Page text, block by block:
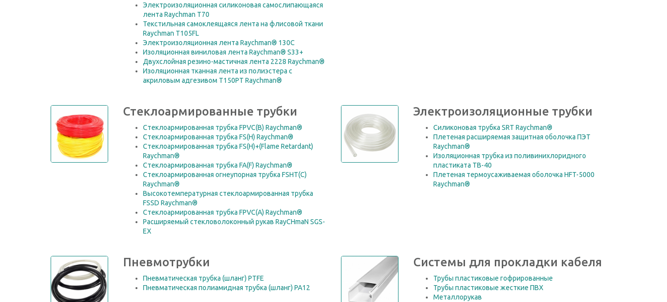
Электроизоляционная силиконовая самослипающаяся
лента Raychman T70
Текстильная самоклеящаяся лента на флисовой ткани
Raychman T105FL
Электроизоляционная лента Raychman® 130С
Изоляционная виниловая лента Raychman® S33+
Двухслойная резино-мастичная лента 2228 Raychman®
Изоляционная тканная лента из полиэстера с
акриловым адгезивом T150PT Raychman®
Стеклоармированные трубки
Стеклоармированная трубка FPVC(B) Raychman®
Стеклоармированная трубка FS(H) Raychman®
Стеклоармированная трубка FS(H)+(Flame Retardant)
Raychman®
Стеклоармированная трубка FA(F) Raychman®
Стеклоармированная огнеупорная трубка FSHT(C)
Raychman®
Высокотемпературная стеклоармированная трубка
FSSD Raychman®
Стеклоармированная трубка FPVC(А) Raychman®
Расширяемый стекловолоконный рукав RayCHmaN SGS-
EX
Электроизоляционные трубки
Силиконовая трубка SRT Raychman®
Плетеная расширяемая защитная оболочка ПЭТ
Raychman®
Изоляционная трубка из поливинихлоридного
пластиката ТВ-40
Плетеная термоусаживаемая оболочка HFT-5000
Raychman®
Пневмотрубки
Пневматическая трубка (шланг) PTFE
Пневматическая полиамидная трубка (шланг) PA12
Системы для прокладки кабеля
Трубы пластиковые гофрированные
Трубы пластиковые жесткие ПВХ
Металлорукав